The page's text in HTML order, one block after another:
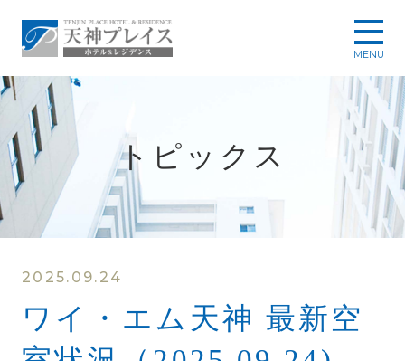
MENU
トピックス
2025.09.24
ワイ・エム天神 最新空